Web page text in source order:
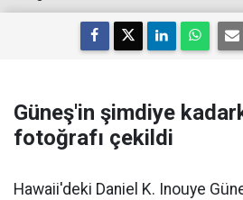
Güneş'in şimdiye
fotoğrafı çekildi
Hawaii'deki Daniel K. Inouye